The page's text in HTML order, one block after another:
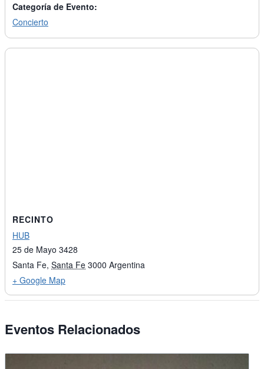
Categoría de Evento:
Concierto
RECINTO
HUB
25 de Mayo 3428
Santa Fe, Santa Fe 3000 Argentina
+ Google Map
Eventos Relacionados